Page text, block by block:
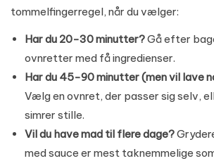
tommelfingerregel, når du vælger:
Har du 20-30 minutter?Gå efter
ovnretter med få ingredienser.
Har du 45-90 minutter (men vil lave
Vælg en ovnret, der passer sig selv,
simrer stille.
Vil du have mad til flere dage?
med sauce er mest taknemmelige